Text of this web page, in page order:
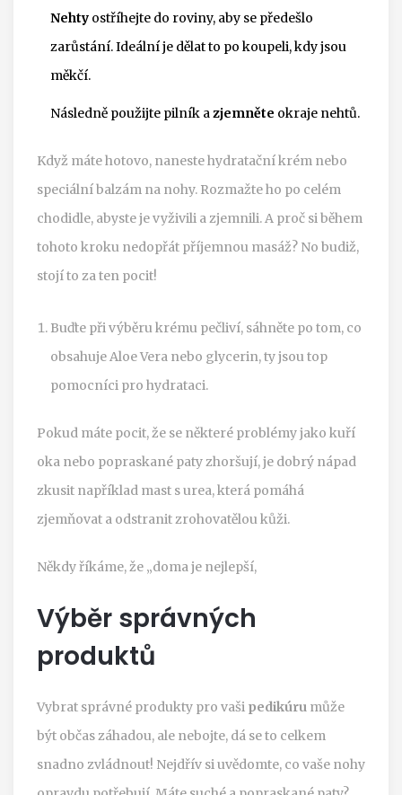
Nehty ostříhejte do roviny, aby se předešlo
zarůstání. Ideální je dělat to po koupeli, kdy jsou
měkčí.
Následně použijte pilník azjemněte okraje nehtů.
Když máte hotovo, naneste hydratační krém nebo
speciální balzám na nohy. Rozmažte ho po celém
chodidle, abyste je vyživili a zjemnili. A proč si během
tohoto kroku nedopřát příjemnou masáž? No budiž,
stojí to za ten pocit!
Buďte při výběru krému pečliví, sáhněte po tom, co
obsahuje Aloe Vera nebo glycerin, ty jsou top
pomocníci pro hydrataci.
Pokud máte pocit, že se některé problémy jako kuří
oka nebo popraskané paty zhoršují, je dobrý nápad
zkusit například mast s urea, která pomáhá
zjemňovat a odstranit zrohovatělou kůži.
Někdy říkáme, že „doma je nejlepší,
Výběr správných
produktů
Vybrat správné produkty pro vaši pedikúru může
být občas záhadou, ale nebojte, dá se to celkem
snadno zvládnout! Nejdřív si uvědomte, co vaše nohy